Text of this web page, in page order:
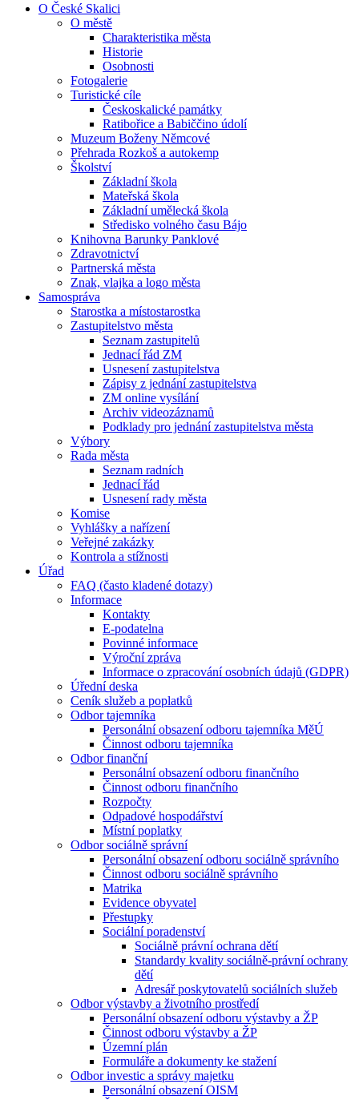
O České Skalici
O městě
Charakteristika města
Historie
Osobnosti
Fotogalerie
Turistické cíle
Českoskalické památky
Ratibořice a Babiččino údolí
Muzeum Boženy Němcové
Přehrada Rozkoš a autokemp
Školství
Základní škola
Mateřská škola
Základní umělecká škola
Středisko volného času Bájo
Knihovna Barunky Panklové
Zdravotnictví
Partnerská města
Znak, vlajka a logo města
Samospráva
Starostka a místostarostka
Zastupitelstvo města
Seznam zastupitelů
Jednací řád ZM
Usnesení zastupitelstva
Zápisy z jednání zastupitelstva
ZM online vysílání
Archiv videozáznamů
Podklady pro jednání zastupitelstva města
Výbory
Rada města
Seznam radních
Jednací řád
Usnesení rady města
Komise
Vyhlášky a nařízení
Veřejné zakázky
Kontrola a stížnosti
Úřad
FAQ (často kladené dotazy)
Informace
Kontakty
E-podatelna
Povinné informace
Výroční zpráva
Informace o zpracování osobních údajů (GDPR)
Úřední deska
Ceník služeb a poplatků
Odbor tajemníka
Personální obsazení odboru tajemníka MěÚ
Činnost odboru tajemníka
Odbor finanční
Personální obsazení odboru finančního
Činnost odboru finančního
Rozpočty
Odpadové hospodářství
Místní poplatky
Odbor sociálně správní
Personální obsazení odboru sociálně správního
Činnost odboru sociálně správního
Matrika
Evidence obyvatel
Přestupky
Sociální poradenství
Sociálně právní ochrana dětí
Standardy kvality sociálně-právní ochrany
dětí
Adresář poskytovatelů sociálních služeb
Odbor výstavby a životního prostředí
Personální obsazení odboru výstavby a ŽP
Činnost odboru výstavby a ŽP
Územní plán
Formuláře a dokumenty ke stažení
Odbor investic a správy majetku
Personální obsazení OISM